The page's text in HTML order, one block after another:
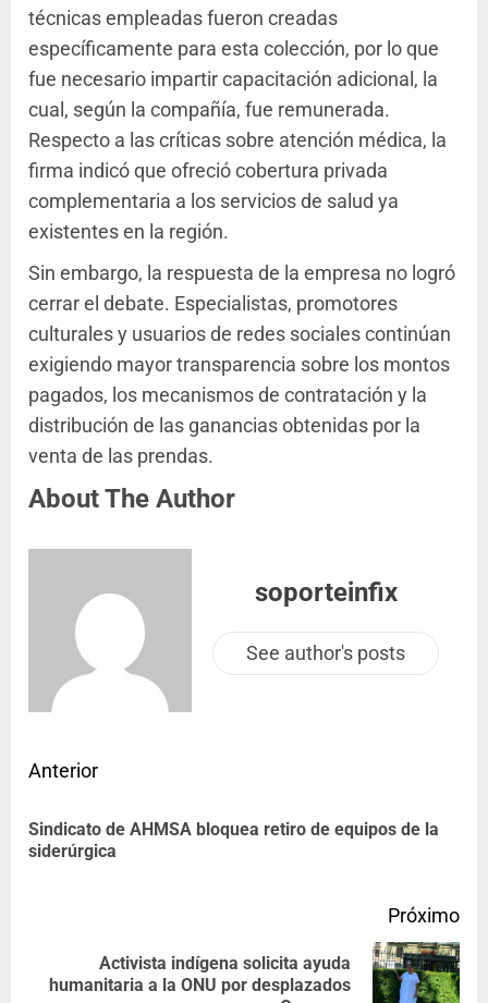
técnicas empleadas fueron creadas
específicamente para esta colección, por lo que
fue necesario impartir capacitación adicional, la
cual, según la compañía, fue remunerada.
Respecto a las críticas sobre atención médica, la
firma indicó que ofreció cobertura privada
complementaria a los servicios de salud ya
existentes en la región.
Sin embargo, la respuesta de la empresa no logró
cerrar el debate. Especialistas, promotores
culturales y usuarios de redes sociales continúan
exigiendo mayor transparencia sobre los montos
pagados, los mecanismos de contratación y la
distribución de las ganancias obtenidas por la
venta de las prendas.
About The Author
soporteinfix
See author's posts
Anterior
Sindicato de AHMSA bloquea retiro de equipos de la
siderúrgica
Próximo
Activista indígena solicita ayuda
humanitaria a la ONU por desplazados